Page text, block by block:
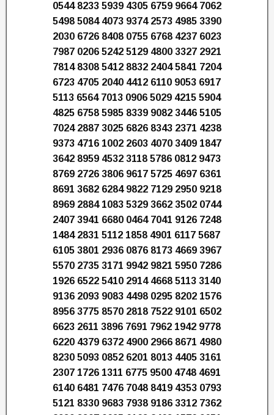
0544 8233 5939 4305 6759 9664 7062
5498 5084 4073 9374 2573 4985 3390
2030 6726 8408 0755 6768 4237 6023
7987 0206 5242 5129 4800 3327 2921
7814 8308 5412 8832 2404 5841 7204
6723 4705 2040 4412 6110 9053 6917
5113 6564 7013 0906 5029 4215 5904
4825 6758 5985 8339 9082 3446 5105
7024 2887 3025 6826 8343 2371 4238
9373 4716 1002 2603 4070 3409 1847
3642 8959 4532 3118 5786 0812 9473
8769 2726 3806 9617 5725 4697 6361
8691 3682 6284 9822 7129 2950 9218
8969 2884 1083 5329 3662 3502 0744
2407 3941 6680 0464 7041 9126 7248
1484 2831 5112 1858 4901 6117 5687
6105 3801 2936 0876 8173 4669 3967
5570 2735 3171 9942 9821 5950 7286
1926 6522 5410 2914 4668 5113 3140
9136 2093 9083 4498 0295 8202 1576
8956 3775 8570 2818 7522 9101 6502
6623 2611 3896 7691 7962 1942 9778
6220 4379 6372 4900 2966 8671 4980
8230 5093 0852 6201 8013 4405 3161
2307 1726 1311 6775 9500 4748 4691
6140 6481 7476 7048 8419 4353 0793
5121 8330 9683 7938 9186 3312 7362